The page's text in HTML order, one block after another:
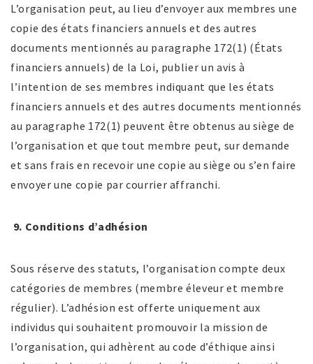
L’organisation peut, au lieu d’envoyer aux membres une
copie des états financiers annuels et des autres
documents mentionnés au paragraphe 172(1) (États
financiers annuels) de la Loi, publier un avis à
l’intention de ses membres indiquant que les états
financiers annuels et des autres documents mentionnés
au paragraphe 172(1) peuvent être obtenus au siège de
l’organisation et que tout membre peut, sur demande
et sans frais en recevoir une copie au siège ou s’en faire
envoyer une copie par courrier affranchi.
9. Conditions d’adhésion
Sous réserve des statuts, l’organisation compte deux
catégories de membres (membre éleveur et membre
régulier). L’adhésion est offerte uniquement aux
individus qui souhaitent promouvoir la mission de
l’organisation, qui adhèrent au code d’éthique ainsi